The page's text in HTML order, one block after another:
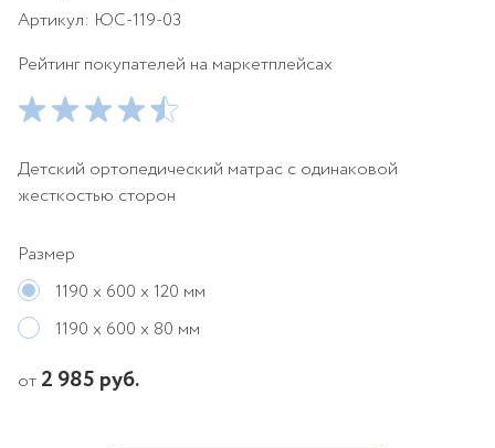
Артикул: ЮС-119-03
Рейтинг покупателей на маркетплейсах
Детский ортопедический матрас с одинаковой
жесткостью сторон
Размер
1190 х 600 х 120 мм
1190 х 600 х 80 мм
от 2 985 руб.